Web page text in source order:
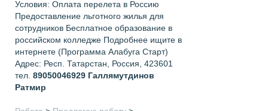
Условия: Оплата перелета в Россию
Предоставление льготного жилья для
сотрудников Бесплатное образование в
российском колледже Подробнее ищите в
интернете (Программа Алабуга Старт)
Адрес: Респ. Татарстан, Россия, 423601
тел. 89050046929 Галлямутдинов
Ратмир